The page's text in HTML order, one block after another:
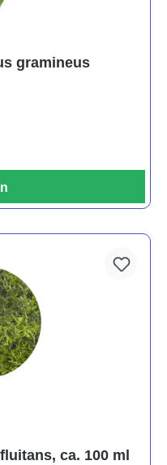
gramineus
ca. 100 ml